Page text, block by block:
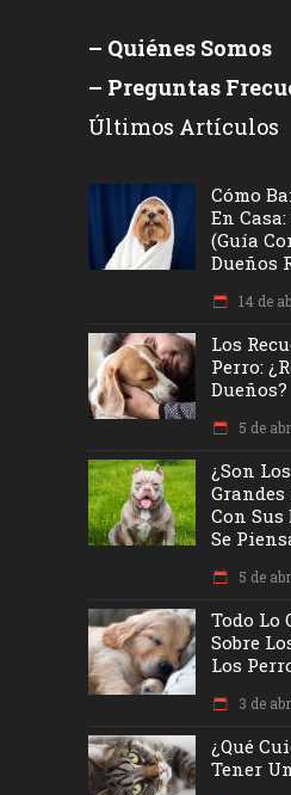
– Quiénes Somos
– Preguntas
Últimos Artículos
Cómo
En
(Guía
Dueños
14 de
Los
Perro:
Dueños?
5 de
¿Son
Con Sus
Se
5 de
Todo Lo
Sobre
Los
3 de
¿Qué
Tener